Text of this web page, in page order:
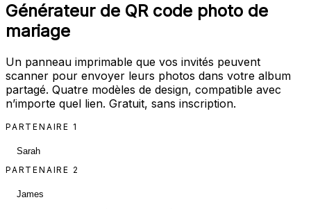
Générateur de QR code photo de
mariage
Un panneau imprimable que vos invités peuvent
scanner pour envoyer leurs photos dans votre album
partagé. Quatre modèles de design, compatible avec
n’importe quel lien. Gratuit, sans inscription.
PARTENAIRE 1
PARTENAIRE 2